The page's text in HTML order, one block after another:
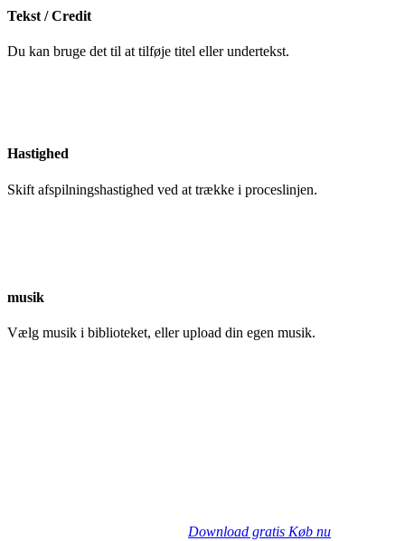
Tekst / Credit
Du kan bruge det til at tilføje titel eller undertekst.
Hastighed
Skift afspilningshastighed ved at trække i proceslinjen.
musik
Vælg musik i biblioteket, eller upload din egen musik.
Download gratis Køb nu